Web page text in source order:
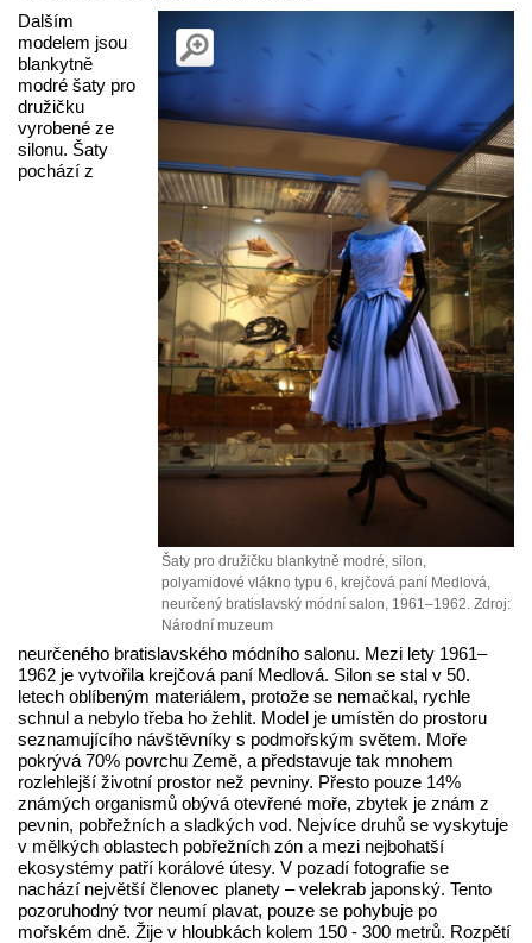
Šaty pro družičku blankytně modré, silon,
polyamidové vlákno typu 6, krejčová paní Medlová,
neurčený bratislavský módní salon, 1961–1962. Zdroj:
Národní muzeum
Dalším
modelem jsou
blankytně
modré šaty pro
družičku
vyrobené ze
silonu. Šaty
pochází z
neurčeného bratislavského módního salonu. Mezi lety 1961–
1962 je vytvořila krejčová paní Medlová. Silon se stal v 50.
letech oblíbeným materiálem, protože se nemačkal, rychle
schnul a nebylo třeba ho žehlit. Model je umístěn do prostoru
seznamujícího návštěvníky s podmořským světem. Moře
pokrývá 70% povrchu Země, a představuje tak mnohem
rozlehlejší životní prostor než pevniny. Přesto pouze 14%
známých organismů obývá otevřené moře, zbytek je znám z
pevnin, pobřežních a sladkých vod. Nejvíce druhů se vyskytuje
v mělkých oblastech pobřežních zón a mezi nejbohatší
ekosystémy patří korálové útesy. V pozadí fotografie se
nachází největší členovec planety – velekrab japonský. Tento
pozoruhodný tvor neumí plavat, pouze se pohybuje po
mořském dně. Žije v hloubkách kolem 150 - 300 metrů. Rozpětí